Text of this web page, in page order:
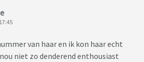
van haar en ik kon haar echt
niet zo denderend enthousiast